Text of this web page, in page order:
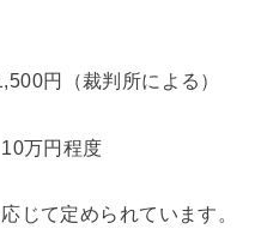
円（裁判所による）
万円程度
じて定められています。